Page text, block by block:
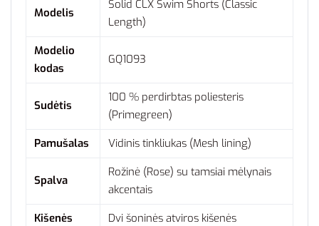
Modelis
Solid CLX Swim Shorts (Classic
Length)
Modelio
kodas
GQ1093
Sudėtis
100 % perdirbtas poliesteris
(Primegreen)
Pamušalas
Vidinis tinkliukas (Mesh lining)
Spalva
Rožinė (Rose) su tamsiai mėlynais
akcentais
Kišenės
Dvi šoninės atviros kišenės